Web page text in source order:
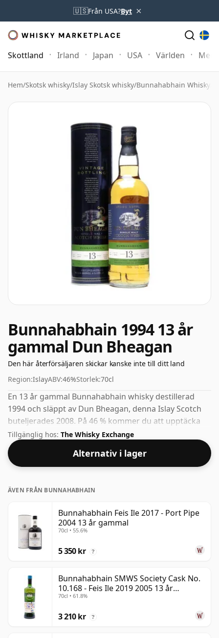
🇺🇸Från USA?Byt ×
Skottland Irland Japan USA Världen Mer
Hem/Skotsk whisky/Islay Skotsk whisky/Bunnahabhain Whisky
Bunnahabhain 1994 13 år
gammal Dun Bheagan
Den här återförsäljaren skickar kanske inte till ditt land
Region:IslayABV:46%Storlek:70cl
En 13 år gammal Bunnahabhain whisky destillerad
1994 och släppt av Dun Bheagan, denna Islay Scotch
buteljerades 2008. På 46 % kommer du att upptäcka
att denna whisky buteljeras med en idealisk
smutsstyrka. Kommer i vanlig flaskstorlek på 70cl.
Tillgänglig hos: The Whisky Exchange
Alternativ i lager
ÄVEN FRÅN BUNNAHABHAIN
Bunnahabhain Feis Ile 2017 - Port Pipe
2004 13 år gammal
70cl • 55.6%
5 350 kr ?
Bunnahabhain SMWS Society Cask No.
10.168 - Feis Ile 2019 2005 13 år
gammal
70cl • 61.8%
3 210 kr ?